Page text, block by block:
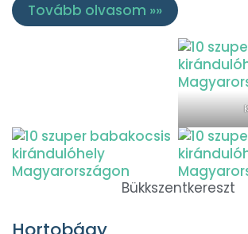
Tovább olvasom »»
Bükkszentkereszt